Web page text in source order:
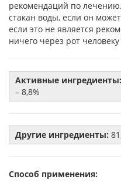
рекомендаций по
стакан воды, если он
если это не является
ничего через рот
Активные ингредиенты:
– 8,8%
Другие ингредиенты:
Способ применения: